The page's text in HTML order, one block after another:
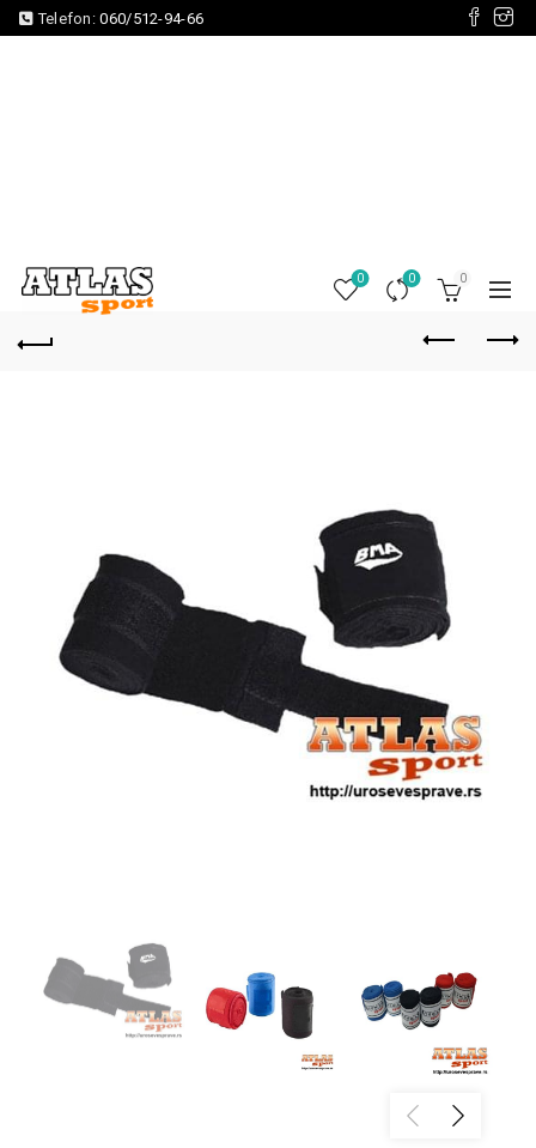
Telefon:060/512-94-66
0 0 0